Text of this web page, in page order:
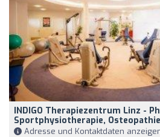
INDIGO Therapiezentrum Linz -
Sportphysiotherapie,
Adresse und Kontaktdaten